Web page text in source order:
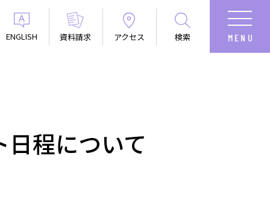
ENGLISH 資料請求 アクセス 検索
程について